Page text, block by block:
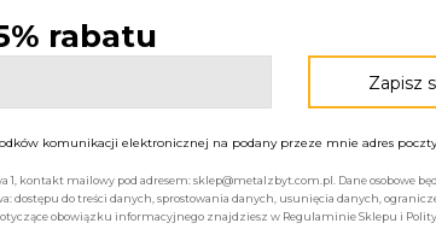
rabatu
komunikacji elektronicznej na podany przeze mnie adres
kontakt mailowy pod adresem: sklep@metalzbyt.com.pl. Dane osobowe
dostępu do treści danych, sprostowania danych, usunięcia danych,
obowiązku informacyjnego znajdziesz w Regulaminie Sklepu i